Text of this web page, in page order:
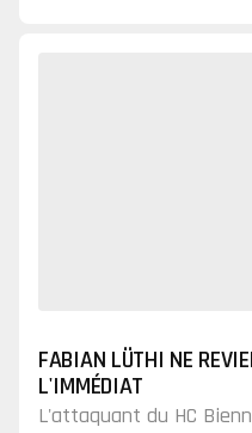
FABIAN LÜTHI NE
L'IMMÉDIAT
L'attaquant du HC